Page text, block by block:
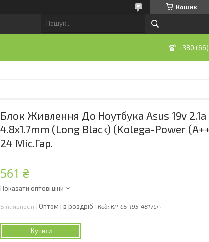
Кошик
+380
Блок Живлення До Ноутбука Asus 19v
4.8x1.7mm (long Black) (Kolega-Power
24 Міс.гар.
561 ₴
Показати оптові ціни
В наявності Оптом і в роздріб Код: KP-65-195-4817L++
Купити